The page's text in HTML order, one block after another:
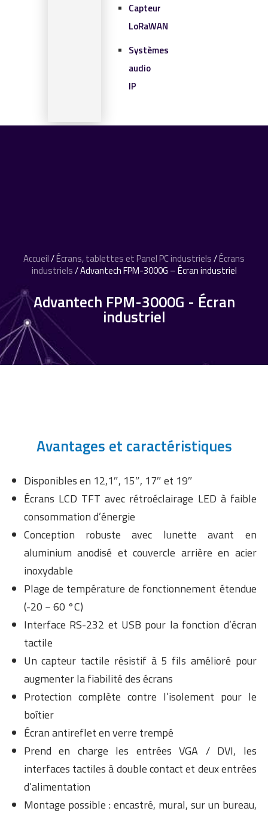
Capteur
LoRaWAN
Systèmes
audio
IP
Accueil/Écrans, tablettes et Panel PC industriels/Écrans
industriels/ Advantech FPM-3000G – Écran industriel
Advantech FPM-3000G - Écran
industriel
Avantages et caractéristiques
Disponibles en 12,1″, 15″, 17″ et 19″
Écrans LCD TFT avec rétroéclairage LED à faible
consommation d’énergie
Conception robuste avec lunette avant en
aluminium anodisé et couvercle arrière en acier
inoxydable
Plage de température de fonctionnement étendue
(-20 ~ 60 °C)
Interface RS-232 et USB pour la fonction d’écran
tactile
Un capteur tactile résistif à 5 fils amélioré pour
augmenter la fiabilité des écrans
Protection complète contre l’isolement pour le
boîtier
Écran antireflet en verre trempé
Prend en charge les entrées VGA / DVI, les
interfaces tactiles à double contact et deux entrées
d’alimentation
Montage possible : encastré, mural, sur un bureau,